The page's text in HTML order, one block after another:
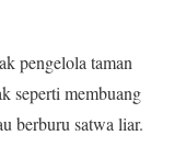
pengelola taman
seperti membuang
berburu satwa liar.